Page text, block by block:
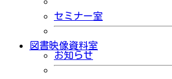
セミナー室
図書映像資料室
お知らせ